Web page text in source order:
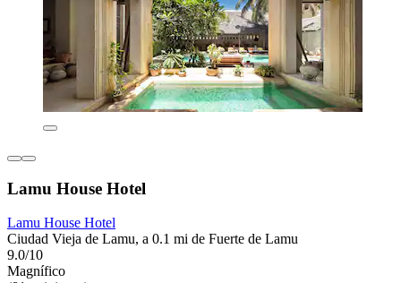
Lamu House Hotel
Lamu House Hotel
Ciudad Vieja de Lamu, a 0.1 mi de Fuerte de Lamu
9.0/10
Magnífico